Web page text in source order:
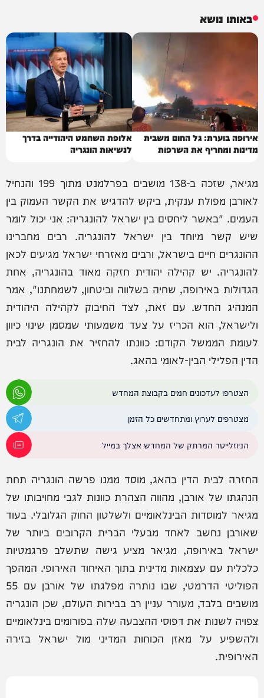
באותו נושא
אירופה בוערת: גל החום משבית
מדינות ומחריף את השרפות
אלופת השחמט היהודייה בדרך
לנשיאות הונגריה
מגיאר, שזכה ב-138 מושבים בפרלמנט מתוך 199 והנחיל
לאורבן מפולת ענקית, ביקש להדגיש את הקשר העמוק בין
העמים. "באשר ליחסים בין ישראל להונגריה: אני יכול לומר
שיש קשר מיוחד בין ישראל להונגריה. רבים מחברינו
ההונגרים חיים בישראל, ורבים מאזרחי ישראל מגיעים לכאן
להונגריה. יש קהילה יהודית חזקה מאוד בהונגריה, אחת
הגדולות באירופה, שחיה בשלווה וביטחון, לשמחתנו", אמר
המנהיג החדש. עם זאת, לצד החיבוק לקהילה היהודית
ולישראל, הוא הכריז על צעד משמעותי שמסמן שינוי כיוון
לעומת הממשל הקודם: כוונתו להחזיר את הונגריה לבית
הדין הפלילי הבין-לאומי בהאג.
הצטרפו לעדכונים חמים בקבוצת המחדש
מצטרפים לערוץ ומתחדשים כל הזמן
הניוזלייטר המרתק של המחדש אצלך במייל
החזרה לבית הדין בהאג, מוסד ממנו פרשה הונגריה תחת
הנהגתו של אורבן, מהווה הצהרת כוונות לגבי מחויבותו של
מגיאר למוסדות הבינלאומיים ולשלטון החוק הגלובלי. בעוד
שאורבן נחשב לאחד מבעלי הברית הקרובים ביותר של
ישראל באירופה, מגיאר מציע גישה שתשלב פרגמטיות
כלכלית עם עצמאות מדינית בתוך האיחוד האירופי. המהפך
הפוליטי הדרמטי, שבו נותרה מפלגתו של אורבן עם 55
מושבים בלבד, מעורר עניין רב בבירות העולם, שכן הונגריה
צפויה לשנות את דפוסי ההצבעה שלה בפורומים בינלאומיים
ולהשפיע על מאזן הכוחות המדיני מול ישראל בזירה
האירופית.